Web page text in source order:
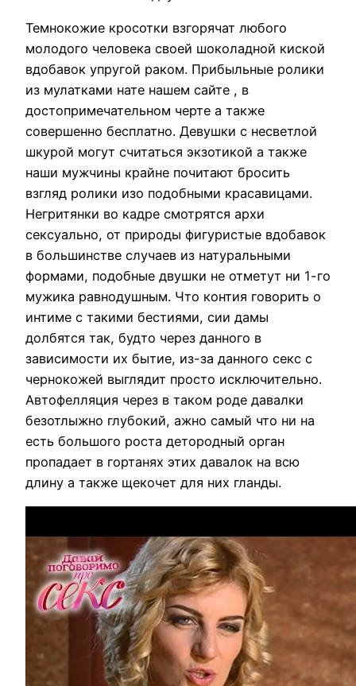
Темнокожие кросотки взгорячат любого
молодого человека своей шоколадной киской
вдобавок упругой раком. Прибыльные ролики
из мулатками нате нашем сайте , в
достопримечательном черте а также
совершенно бесплатно. Девушки с несветлой
шкурой могут считаться экзотикой а также
наши мужчины крайне почитают бросить
взгляд ролики изо подобными красавицами.
Негритянки во кадре смотрятся архи
сексуально, от природы фигуристые вдобавок
в большинстве случаев из натуральными
формами, подобные двушки не отметут ни 1-го
мужика равнодушным. Что контия говорить о
интиме с такими бестиями, сии дамы
долбятся так, будто через данного в
зависимости их бытие, из-за данного секс с
чернокожей выглядит просто исключительно.
Автофелляция через в таком роде давалки
безотлыжно глубокий, ажно самый что ни на
есть большого роста детородный орган
пропадает в гортанях этих давалок на всю
длину а также щекочет для них гланды.